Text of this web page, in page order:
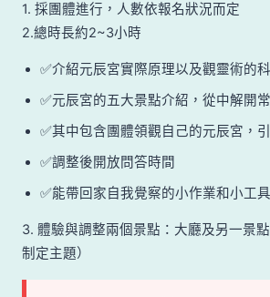
1. 採團體進行，人數依報名狀況而定
2.總時長約2~3小時
✅介紹元辰宮實際原理以及觀靈術的
✅元辰宮的五大景點介紹，從中解開
✅其中包含團體領觀自己的元辰宮，
✅調整後開放問答時間
✅能帶回家自我覺察的小作業和小工具
3. 體驗與調整兩個景點：大廳及另一景
制定主題）